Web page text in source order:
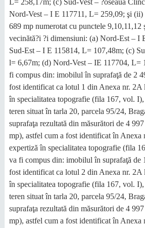
L= 258,17m; (c) Sud-Vest – ?oseaua
Nord-Vest – I E 117711, L= 259,09; şi (ii)
689 mp numerotat cu punctele 9,10,11,12
vecinătă?i ?i dimensiuni: (a) Nord-Est – I
Sud-Est – I E 115814, L= 107,48m; (c)
l= 6,67m; (d) Nord-Vest – IE 117704, L=
fi compus din: imobilul în suprafaţă de 2
fost identificat ca lotul 1 din Anexa nr. 2A
în specialitatea topografie (fila 167, vol.
teren situat în tarla 20, parcela 95/24,
suprafaţa rezultată din măsurători de 4
mp), astfel cum a fost identificat în Anexa
expertiză în specialitatea topografie (fila
va fi compus din: imobilul în suprafaţă de
fost identificat ca lotul 2 din Anexa nr. 2A
în specialitatea topografie (fila 167, vol.
teren situat în tarla 20, parcela 95/24,
suprafaţa rezultată din măsurători de 4
mp), astfel cum a fost identificat în Anexa